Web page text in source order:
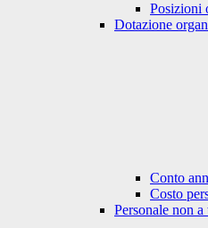
Posizioni
Dotazione
Conto
Costo
Personale non